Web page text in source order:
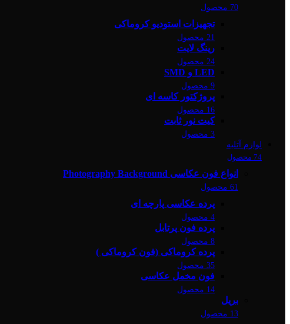
70 محصول
تجهیزات استودیو کروماکی
21 محصول
رینگ لایت
24 محصول
LED و SMD
9 محصول
پروژکتور کاسه ای
16 محصول
کیت نور ثابت
3 محصول
لوازم آتلیه
74 محصول
انواع فون عکاسی Photography Background
61 محصول
پرده عکاسی پارچه ای
4 محصول
پرده فون پرتابل
8 محصول
پرده کروماکی (فون کروماکی )
35 محصول
فون مخمل عکاسی
14 محصول
بریل
13 محصول